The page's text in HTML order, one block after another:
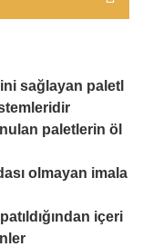
sağlayan paletl
paletlerin öl
olmayan imala
içeri